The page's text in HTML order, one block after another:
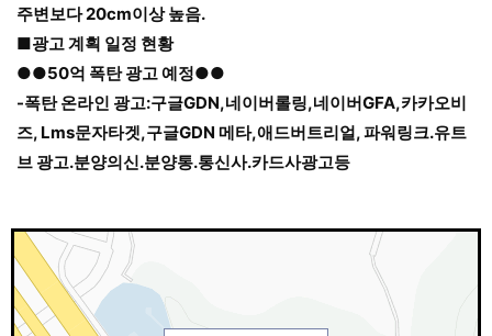
주변보다20cm이상 높음.
■광고 계획 일정 현황
●●50억 폭탄 광고 예정●●
-폭탄 온라인 광고:구글GDN,네이버롤링,네이버GFA,카카오비
즈, Lms문자타겟,구글GDN 메타,애드버트리얼, 파워링크.유트
브 광고.분양의신.분양통.통신사.카드사광고등